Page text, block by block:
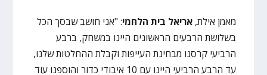
מאמן אילת,אריאל בית הלחמי: "אני חושב שבסך הכל
בשלושת הרבעים הראשונים היינו במשחק, ברבע
הרביעי קרסנו מבחינת העייפות וקבלת ההחלטות שלנו,
עד הרבע הרביעי היינו עם 10 איבודי כדור והוספנו עוד